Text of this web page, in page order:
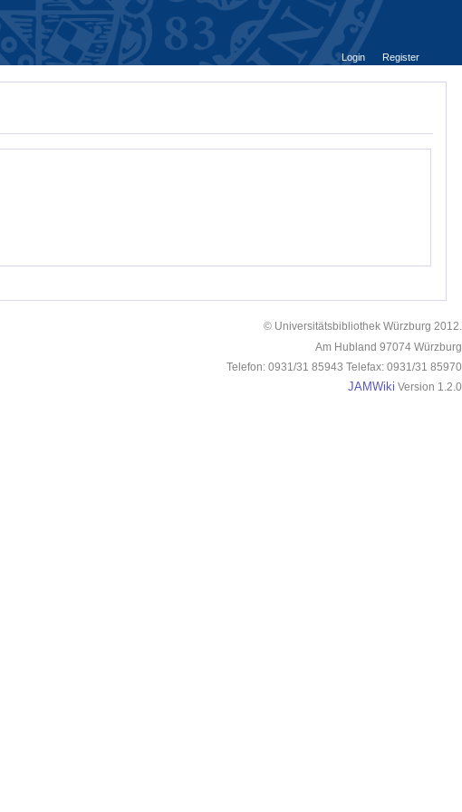
Login
Register
© Universitätsbibliothek Würzburg 2012.
Am Hubland 97074 Würzburg
Telefon: 0931/31 85943 Telefax: 0931/31 85970
JAMWiki Version 1.2.0